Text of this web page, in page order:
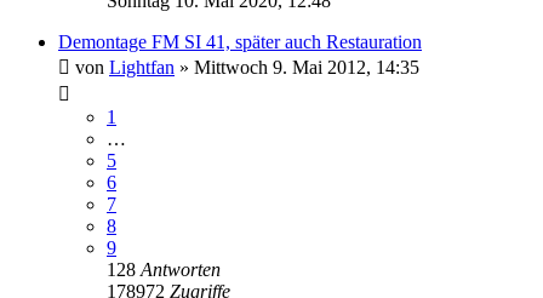
Demontage FM SI 41, später auch Restauration
von Lightfan » Mittwoch 9. Mai 2012, 14:35
1
…
5
6
7
8
9
128 Antworten
178972 Zugriffe